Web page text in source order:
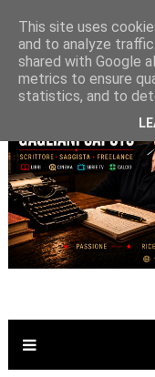
This site uses
and to analyze
shared with Google
metrics to ensure
statistics, and to